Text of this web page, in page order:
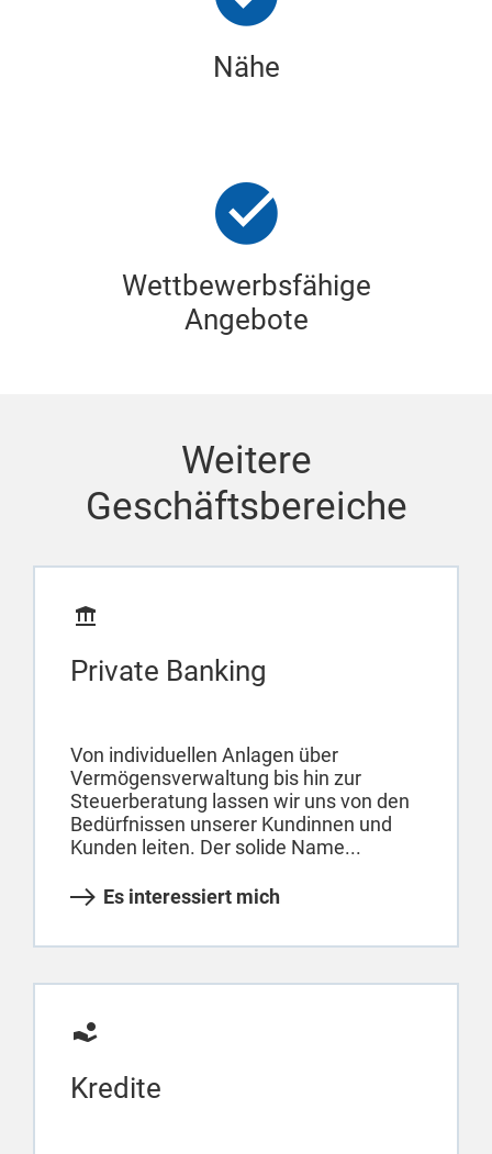
Nähe
Wettbewerbsfähige
Angebote
Weitere
Geschäftsbereiche
Private Banking
Von individuellen Anlagen über
Vermögensverwaltung bis hin zur
Steuerberatung lassen wir uns von den
Bedürfnissen unserer Kundinnen und
Kunden leiten. Der solide Name...
Es interessiert mich
Kredite